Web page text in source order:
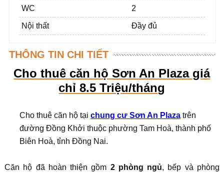
WC 2
Nội thất Đầy đủ
THÔNG TIN CHI TIẾT
Cho thuê căn hộ Sơn An Plaza giá
chỉ 8.5 Triệu/tháng
Cho thuê căn hộ tại chung cư Sơn An Plazatrên
đường Đồng Khởi thuộc phường Tam Hoà, thành phố
Biên Hoà, tỉnh Đồng Nai.
Căn hộ đã hoàn thiện gồm 2 phòng ngủ, bếp và phòng